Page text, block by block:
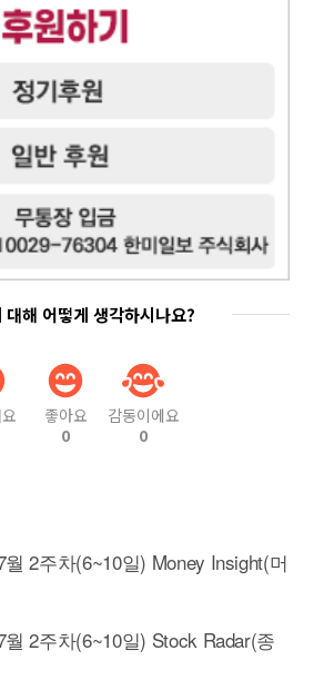
대해 어떻게 생각하시나요?
좋아요
0
감동이에요
0
2주차(6~10일) Money Insight(머
2주차(6~10일) Stock Radar(종